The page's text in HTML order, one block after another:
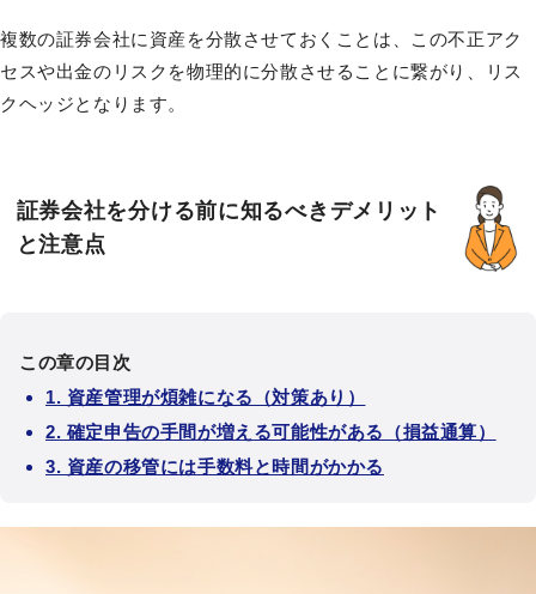
複数の証券会社に資産を分散させておくことは、この不正アク
セスや出金のリスクを物理的に分散させることに繋がり、リス
クヘッジとなります。
証券会社を分ける前に知るべきデメリット
と注意点
この章の目次
1. 資産管理が煩雑になる（対策あり）
2. 確定申告の手間が増える可能性がある（損益通算）
3. 資産の移管には手数料と時間がかかる